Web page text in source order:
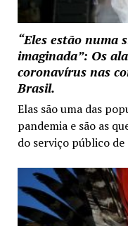
“Eles estão numa
imaginada”: Os
coronavírus nas
Brasil.
Elas são uma das
pandemia e são as
do serviço público